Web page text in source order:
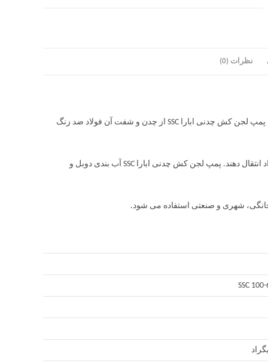
نظرات (0)
پمپ لجن کش چدنی ابارا SSC با کیفیت ساخت بالا ساخته شده است. بدنه و پروانه پمپ لجن کش چدنی ابارا SSC از چدن و شفت آن فولاد ضد زنگ
پمپ لجن کش چدنی ابارا SSC می تواند سیال را تا دمای حداکثر 40 درجه سانتی گراد انتقال دهند. پمپ لجن کش چدنی ابارا SSC آب بندی دوبل و
SSC